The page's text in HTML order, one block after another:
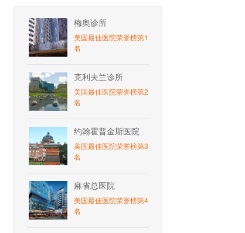
梅奥诊所
美国最佳医院荣誉榜第1
名
克利夫兰诊所
美国最佳医院荣誉榜第2
名
约翰霍普金斯医院
美国最佳医院荣誉榜第3
名
麻省总医院
美国最佳医院荣誉榜第4
名